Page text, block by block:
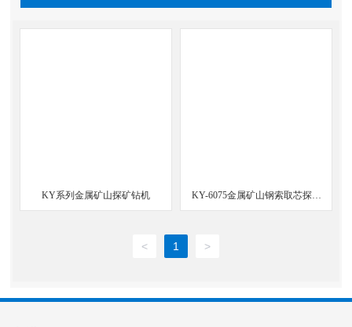
KY系列金属矿山探矿钻机
KY-6075金属矿山钢索取芯探矿
钻机
< 1 >